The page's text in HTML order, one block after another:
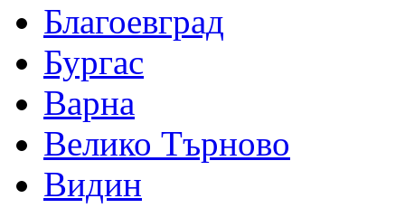
Благоевград
Бургас
Варна
Велико Търново
Видин